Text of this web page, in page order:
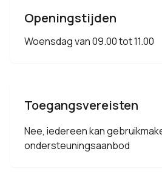
Openingstijden
Woensdag van 09.00 tot 11.00
Toegangsvereisten
Nee, iedereen kan
ondersteuningsaanbod